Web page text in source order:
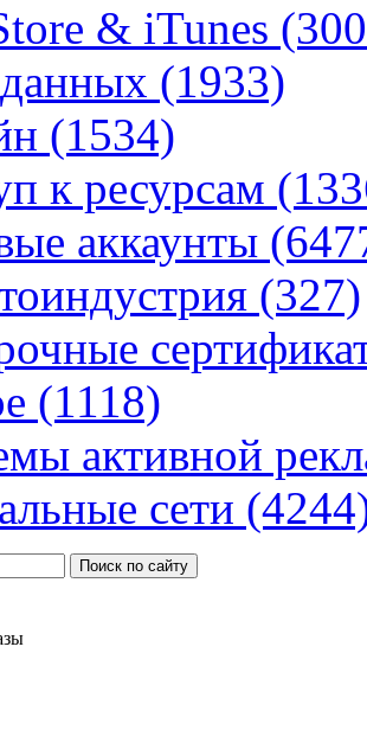
& iTunes
(1933)
(1534)
к ресурсам
аккаунты
(327)
(1118)
активной
сети